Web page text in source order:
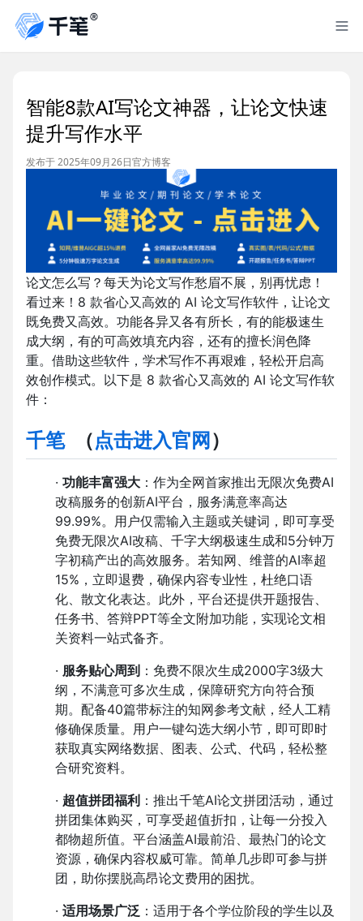
智能8款AI写论文神器，让论文快速
提升写作水平
发布于 2025年09月26日官方博客
论文怎么写？每天为论文写作愁眉不展，别再忧虑！
看过来！8 款省心又高效的 AI 论文写作软件，让论文
既免费又高效。功能各异又各有所长，有的能极速生
成大纲，有的可高效填充内容，还有的擅长润色降
重。借助这些软件，学术写作不再艰难，轻松开启高
效创作模式。以下是 8 款省心又高效的 AI 论文写作软
件：
千笔（点击进入官网 ）
· 功能丰富强大 ：作为全网首家推出无限次免费AI
改稿服务的创新AI平台，服务满意率高达
99.99%。用户仅需输入主题或关键词，即可享受
免费无限次AI改稿、千字大纲极速生成和5分钟万
字初稿产出的高效服务。若知网、维普的AI率超
15%，立即退费，确保内容专业性，杜绝口语
化、散文化表达。此外，平台还提供开题报告、
任务书、答辩PPT等全文附加功能，实现论文相
关资料一站式备齐。
· 服务贴心周到 ：免费不限次生成2000字3级大
纲，不满意可多次生成，保障研究方向符合预
期。配备40篇带标注的知网参考文献，经人工精
修确保质量。用户一键勾选大纲小节，即可即时
获取真实网络数据、图表、公式、代码，轻松整
合研究资料。
· 超值拼团福利 ：推出千笔AI论文拼团活动，通过
拼团集体购买，可享受超值折扣，让每一分投入
都物超所值。平台涵盖AI最前沿、最热门的论文
资源，确保内容权威可靠。简单几步即可参与拼
团，助你摆脱高昂论文费用的困扰。
· 适用场景广泛 ：适用于各个学位阶段的学生以及